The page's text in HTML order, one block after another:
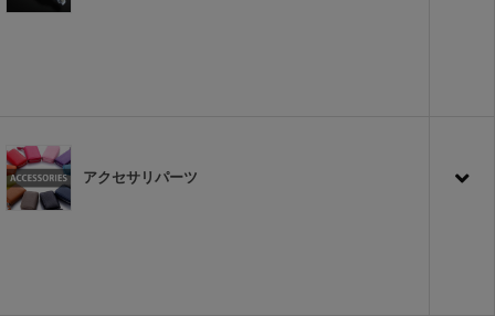
アクセサリパーツ